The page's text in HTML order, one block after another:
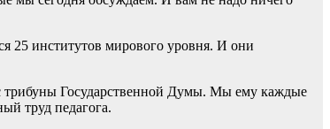
25 институтов мирового уровня. И они
трибуны Государственной Думы. Мы ему каждые
труд педагога.